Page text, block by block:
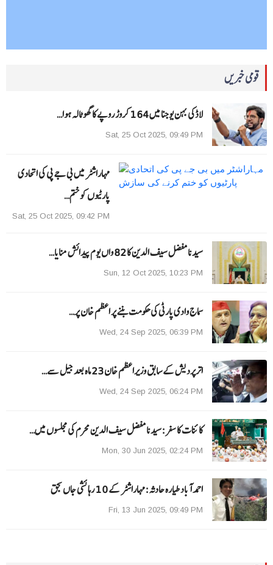
قومی خبریں
لاڈکی بہن یوجنا میں 164 کروڑ روپے کا گھوٹالہ ہوا…
Sat, 25 Oct 2025, 09:49 PM
مہاراشٹر میں بی جے پی کی اتحادی
پارٹیوں کو ختم…
Sat, 25 Oct 2025, 09:42 PM
سیدنا مفضل سیف الدین کا 82 واں یوم پیدائش منایا…
Sun, 12 Oct 2025, 10:23 PM
سماج وادی پارٹی کی حکومت بننے پر اعظم خان پر…
Wed, 24 Sep 2025, 06:39 PM
اترپردیش کے سابق وزیراعظم خان 23 ماہ بعد جیل سے…
Wed, 24 Sep 2025, 06:24 PM
کائنات کا سفر:سیدنا مفضل سیف الدین محرم کی مجلسوں میں…
Mon, 30 Jun 2025, 02:24 PM
احمد آباد طیارہ حادثہ :مہاراشٹر کے 10 رہائشی جاں بحق
Fri, 13 Jun 2025, 09:49 PM